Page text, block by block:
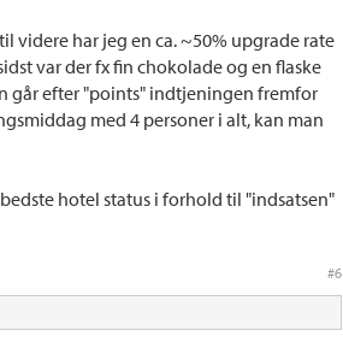
videre har jeg en ca. ~50% upgrade rate
var der fx fin chokolade og en flaske
går efter "points" indtjeningen fremfor
med 4 personer i alt, kan man
hotel status i forhold til "indsatsen"
#6